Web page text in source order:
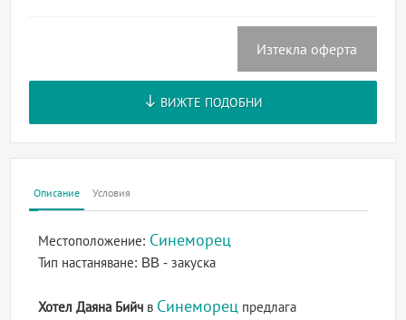
Изтекла оферта
ВИЖТЕ ПОДОБНИ
Описание Условия
Местоположение: Синеморец
Тип настаняване: BB - закуска
Хотел Даяна Бийч в Синеморец предлага